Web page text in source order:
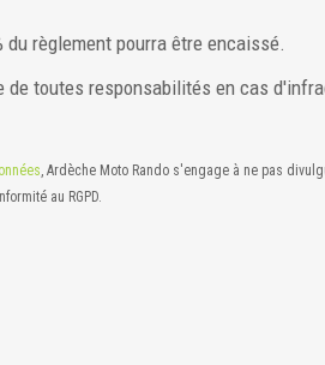
règlement pourra être encaissé.
de toutes responsabilités en cas
, Ardèche Moto Rando s'engage à ne pas
au RGPD.